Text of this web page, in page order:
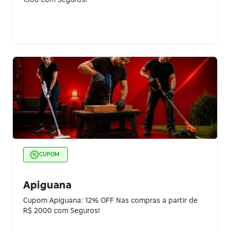
CUPOM
Apiguana
Cupom Apiguana: 12% OFF Nas compras a partir de
R$ 2000 com Seguros!